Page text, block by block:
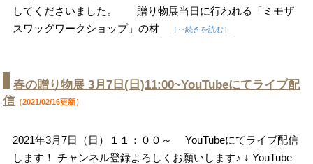
してくださいました。 贈り物展当日に行われる「ミモザ
スワッグワークショップ」の材
［‥続きを読む］
春の贈り物展 3月7日(日)11:00~YouTubeにてライブ配
信 （2021/02/16更新）
2021年3月7日（日）１１：００～ YouTubeにてライブ配信
します！ チャンネル登録よろしくお願いします♪ ↓ YouTube